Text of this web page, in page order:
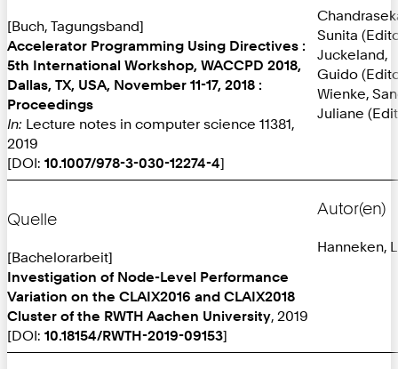
[Buch, Tagungsband]
Accelerator Programming Using Directives :
5th International Workshop, WACCPD 2018,
Dallas, TX, USA, November 11-17, 2018 :
Proceedings
In: Lecture notes in computer science 11381,
2019
[DOI: 10.1007/978-3-030-12274-4]
Sunita
Juckeland,
Guido
Wienke,
Juliane
Quelle
[Bachelorarbeit]
Investigation of Node-Level Performance
Variation on the CLAIX2016 and CLAIX2018
Cluster of the RWTH Aachen University, 2019
[DOI: 10.18154/RWTH-2019-09153]
Autor(en)
Hanneken,